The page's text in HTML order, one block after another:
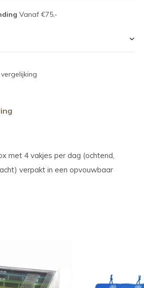
Vanaf €75,-
met 4 vakjes per dag (ochtend,
verpakt in een opvouwbaar